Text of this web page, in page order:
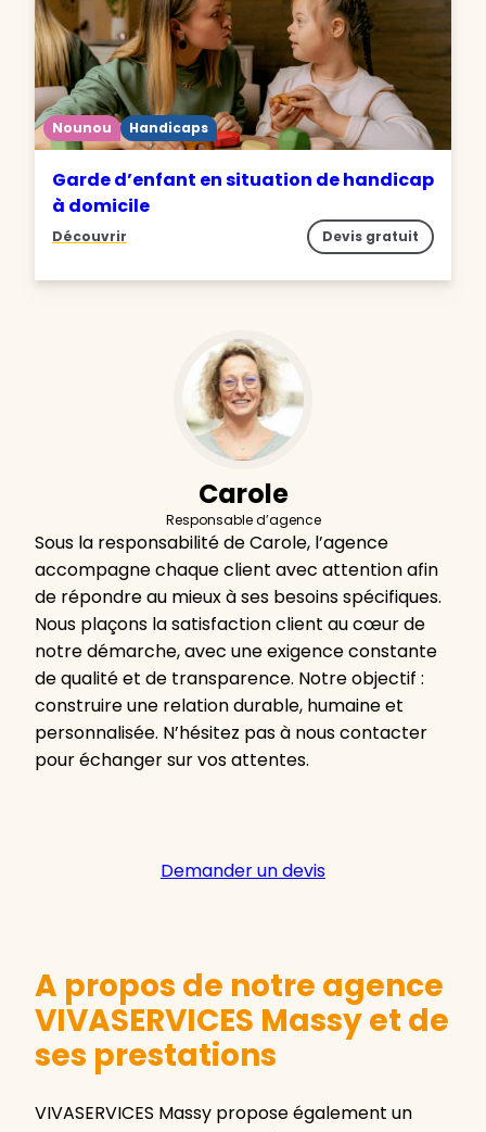
Nounou Handicaps
Garde d’enfant en situation de handicap
à domicile
Découvrir Devis gratuit
Carole
Responsable d’agence
Sous la responsabilité de Carole, l’agence
accompagne chaque client avec attention afin
de répondre au mieux à ses besoins spécifiques.
Nous plaçons la satisfaction client au cœur de
notre démarche, avec une exigence constante
de qualité et de transparence. Notre objectif :
construire une relation durable, humaine et
personnalisée. N’hésitez pas à nous contacter
pour échanger sur vos attentes.
Demander un devis
A propos de notre agence
VIVASERVICES Massy et de
ses prestations
VIVASERVICES Massy propose également un